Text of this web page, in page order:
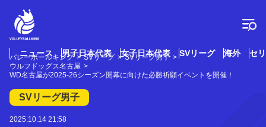
ニュース 男子日本代表 女子日本代表 SVリーグ 海外 セ
バレーボールキング SVリーグ
SVリーグ男子
ウルフドッグス名古屋
WD名古屋が2025-26シーズン開幕に向けた必勝祈願イベントを開催！
SVリーグ男子
2025.10.14 21:58